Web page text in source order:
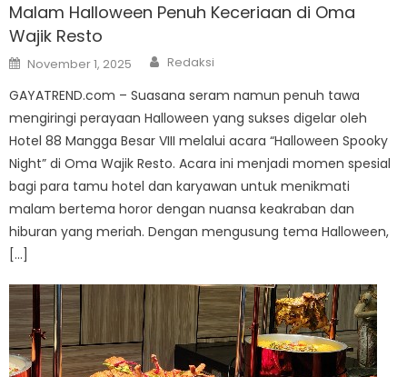
Malam Halloween Penuh Keceriaan di Oma
Wajik Resto
Posted
on
November 1, 2025 Author
Redaksi
GAYATREND.com – Suasana seram namun penuh tawa
mengiringi perayaan Halloween yang sukses digelar oleh
Hotel 88 Mangga Besar VIII melalui acara “Halloween Spooky
Night” di Oma Wajik Resto. Acara ini menjadi momen spesial
bagi para tamu hotel dan karyawan untuk menikmati
malam bertema horor dengan nuansa keakraban dan
hiburan yang meriah. Dengan mengusung tema Halloween,
[…]